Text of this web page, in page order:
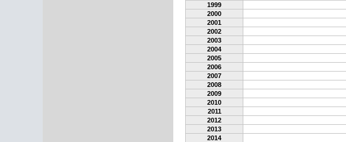
1999
2000
2001
2002
2003
2004
2005
2006
2007
2008
2009
2010
2011
2012
2013
2014